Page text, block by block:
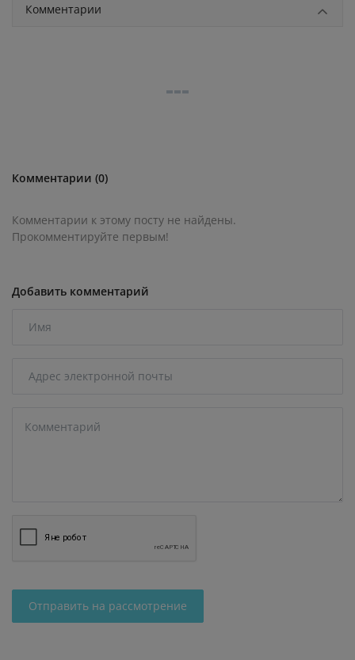
Комментарии
Комментарии (0)
Комментарии к этому посту не найдены.
Прокомментируйте первым!
Добавить комментарий
Отправить на рассмотрение